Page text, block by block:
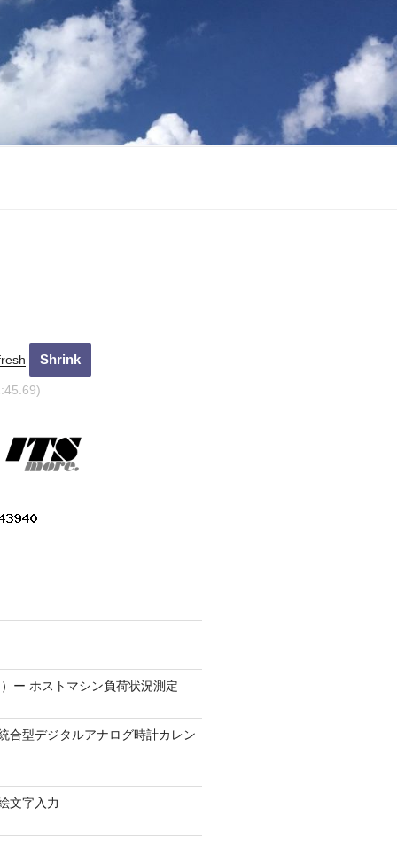
ー ホストマシン負荷状況測定
合型デジタルアナログ時計カレン
文字入力